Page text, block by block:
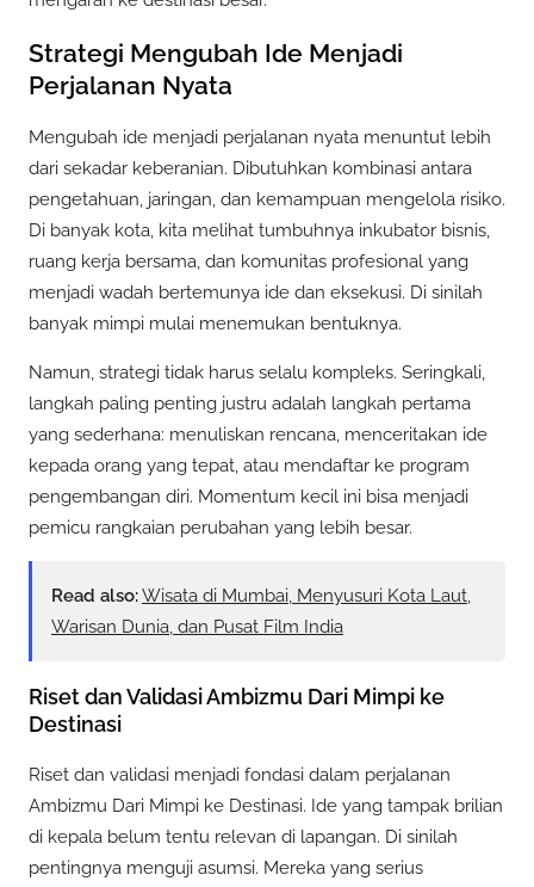
Strategi Mengubah Ide Menjadi
Perjalanan Nyata
Mengubah ide menjadi perjalanan nyata menuntut lebih
dari sekadar keberanian. Dibutuhkan kombinasi antara
pengetahuan, jaringan, dan kemampuan mengelola risiko.
Di banyak kota, kita melihat tumbuhnya inkubator bisnis,
ruang kerja bersama, dan komunitas profesional yang
menjadi wadah bertemunya ide dan eksekusi. Di sinilah
banyak mimpi mulai menemukan bentuknya.
Namun, strategi tidak harus selalu kompleks. Seringkali,
langkah paling penting justru adalah langkah pertama
yang sederhana: menuliskan rencana, menceritakan ide
kepada orang yang tepat, atau mendaftar ke program
pengembangan diri. Momentum kecil ini bisa menjadi
pemicu rangkaian perubahan yang lebih besar.
Read also:Wisata di Mumbai, Menyusuri Kota Laut,
Warisan Dunia, dan Pusat Film India
Riset dan Validasi Ambizmu Dari Mimpi ke
Destinasi
Riset dan validasi menjadi fondasi dalam perjalanan
Ambizmu Dari Mimpi ke Destinasi. Ide yang tampak brilian
di kepala belum tentu relevan di lapangan. Di sinilah
pentingnya menguji asumsi. Mereka yang serius